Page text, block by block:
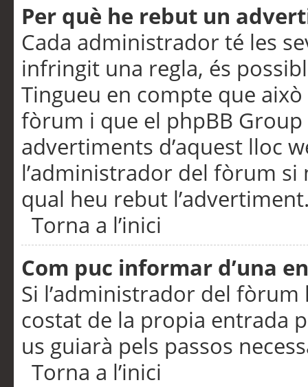
Per què he rebut un
Cada administrador té les
infringit una regla, és
Tingueu en compte que
fòrum i que el phpBB
advertiments d’aquest lloc
l’administrador del fòrum
qual heu rebut
Torna a l’inici
Com puc informar d’una
Si l’administrador del
costat de la propia entrada
us guiarà pels passos
Torna a l’inici